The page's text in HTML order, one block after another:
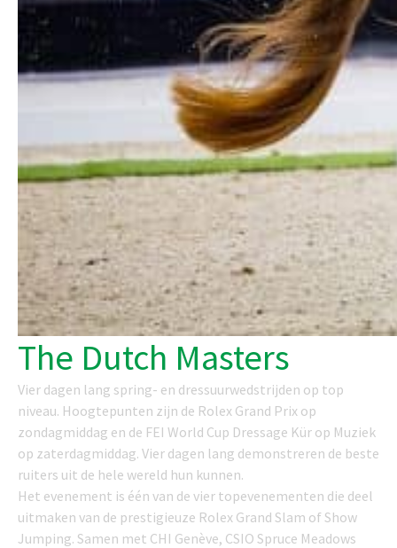
The Dutch Masters
Vier dagen lang spring- en dressuurwedstrijden op top
niveau. Hoogtepunten zijn de Rolex Grand Prix op
zondagmiddag en de FEI World Cup Dressage Kür op Muziek
op zaterdagmiddag. Vier dagen lang demonstreren de beste
ruiters uit de hele wereld hun kunnen.
Het evenement is één van de vier topevenementen die deel
uitmaken van de prestigieuze Rolex Grand Slam of Show
Jumping. Samen met CHI Genève, CSIO Spruce Meadows